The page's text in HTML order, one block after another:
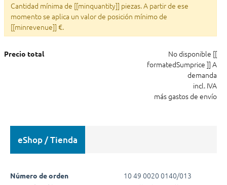
Cantidad mínima de [[minquantity]] piezas. A partir de ese
momento se aplica un valor de posición mínimo de
[[minrevenue]] €.
Precio total No disponible [[
formatedSumprice ]] A
demanda
incl. IVA
más gastos de envío
eShop / Tienda
Número de orden 10 49 0020 0140/013